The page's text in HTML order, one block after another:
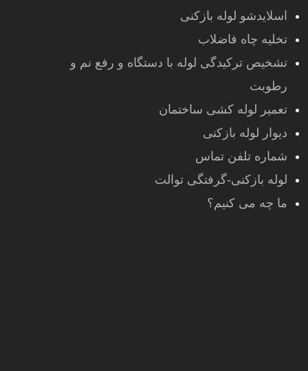
اسلایدشو لوله بازکنی
تخلیه چاه فاضلاب
تشخیص ترکیدگی لوله با دستگاه و رفع نم و
رطوبت
تعمیر لوله کشی ساختمان
دیوار لوله بازکنی
شماره تلفن تماس
لوله بازکنی-گرفتگی توالت
ما چه می کنیم؟